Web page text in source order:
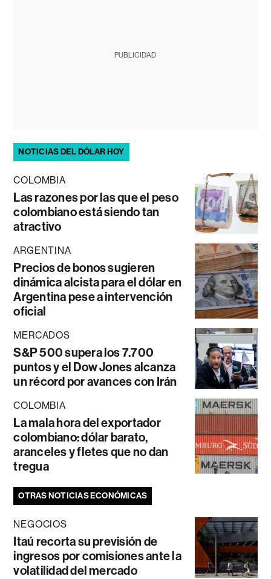
PUBLICIDAD
NOTICIAS DEL DÓLAR HOY
COLOMBIA
Las razones por las que el peso
colombiano está siendo tan
atractivo
ARGENTINA
Precios de bonos sugieren
dinámica alcista para el dólar en
Argentina pese a intervención
oficial
MERCADOS
S&P 500 supera los 7.700
puntos y el Dow Jones alcanza
un récord por avances con Irán
COLOMBIA
La mala hora del exportador
colombiano: dólar barato,
aranceles y fletes que no dan
tregua
OTRAS NOTICIAS ECONÓMICAS
NEGOCIOS
Itaú recorta su previsión de
ingresos por comisiones ante la
volatilidad del mercado